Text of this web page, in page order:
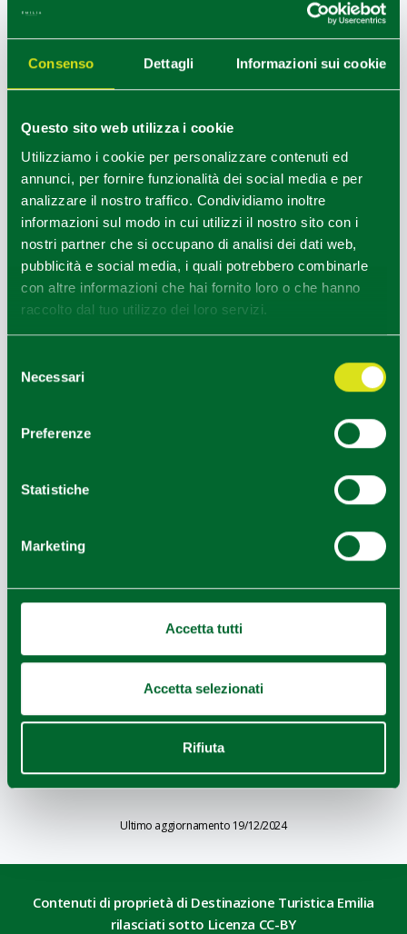
Consenso Dettagli Informazioni sui cookie
Questo sito web utilizza i cookie
Utilizziamo i cookie per personalizzare contenuti ed
annunci, per fornire funzionalità dei social media e per
analizzare il nostro traffico. Condividiamo inoltre
informazioni sul modo in cui utilizzi il nostro sito con i
nostri partner che si occupano di analisi dei dati web,
pubblicità e social media, i quali potrebbero combinarle
con altre informazioni che hai fornito loro o che hanno
raccolto dal tuo utilizzo dei loro servizi.
delNecessari
Preferenze
Statistiche
Marketing
Accetta tutti
Accetta selezionati
Rifiuta
CIN IT034015B4W88SVZMT
1/0
COME ARRIVARE
−
Leaflet| Geoapify © OpenMapTiles©
Ultimo aggiornamento 19/12/2024
Contenuti di proprietà di Destinazione Turistica Emilia
rilasciati sotto Licenza CC-BY